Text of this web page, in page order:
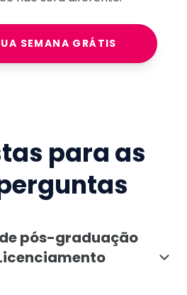
SEMANA GRÁTIS
para as
de pós-graduação